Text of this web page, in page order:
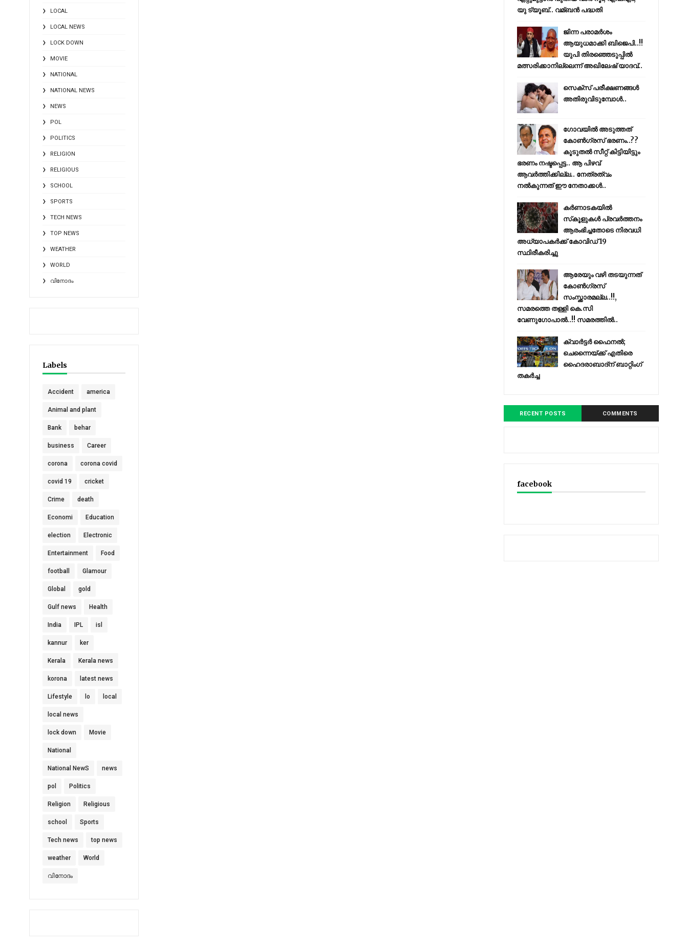
LOCAL
LOCAL NEWS
LOCK DOWN
MOVIE
NATIONAL
NATIONAL NEWS
NEWS
POL
POLITICS
RELIGION
RELIGIOUS
SCHOOL
SPORTS
TECH NEWS
TOP NEWS
WEATHER
WORLD
വിനോദം
Labels
Accident america
Animal and plant
Bank behar
business Career
corona corona covid
covid 19 cricket
Crime death
Economi Education
election Electronic
Entertainment Food
football Glamour
Global gold
Gulf news Health
India IPL isl
kannur ker
Kerala Kerala news
korona latest news
Lifestyle lo local
local news
lock down Movie
National
National NewS news
pol Politics
Religion Religious
school Sports
Tech news top news
weather World
വിനോദം
യു ട്യൂബ്.. വമ്ബന്‍ പദ്ധതി
ജിന്ന പരാമര്‍ശം
ആയുധമാക്കി ബിജെപി..!!
യുപി തിരഞ്ഞെടുപ്പില്‍
മത്സരിക്കാനില്ലെന്ന് അഖിലേഷ് യാദവ്..
സെക്സ് പരീക്ഷണങ്ങൾ
അതിരുവിടുമ്പോൾ..
ഗോവയിൽ അടുത്തത്
കോൺഗ്രസ് ഭരണം..??
കൂടുതൽ സീറ്റ് കിട്ടിയിട്ടും
ഭരണം നഷ്ടപ്പെട്ട.. ആ പിഴവ്
ആവർത്തിക്കില്ല.. നേത്രത്വം
നൽകുന്നത് ഈ നേതാക്കൾ..
കര്‍ണാടകയില്‍
സ്‌കൂളുകള്‍ പ്രവര്‍ത്തനം
ആരംഭിച്ചതോടെ നിരവധി
അധ്യാപകര്‍ക്ക് കോവിഡ് 19
സ്ഥിരീകരിച്ചു
ആരേയും വഴി തടയുന്നത്
കോണ്‍ഗ്രസ്
സംസ്ക്കാരമല്ല..!!,
സമരത്തെ തള്ളി കെ.സി
വേണുഗോപാൽ..!! സമരത്തിൽ..
ക്വാർട്ടർ ഫൈനൽ;
ചെന്നൈയ്ക്ക് എതിരെ
ഹൈദരാബാദ്ന് ബാറ്റിംഗ്
തകർച്ച
RECENT POSTS COMMENTS
facebook